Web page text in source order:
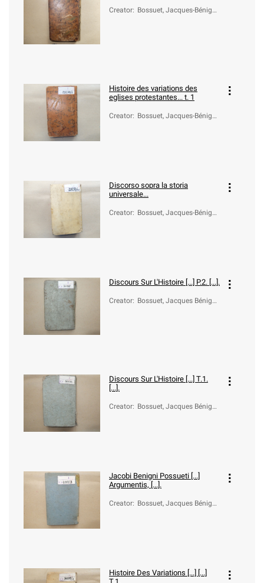
Creator: Bossuet, Jacques-Bénigne
Histoire des variations des
eglises protestantes... t. 1
Creator: Bossuet, Jacques-Bénigne
Discorso sopra la storia
universale...
Creator: Bossuet, Jacques-Bénigne
Discours Sur L'Histoire [...] P.2. [...].
Creator: Bossuet, Jacques Bénigne
Discours Sur L'Histoire [...] T.1.
[...].
Creator: Bossuet, Jacques Bénigne
Jacobi Benigni Possueti [...]
Argumentis, [...].
Creator: Bossuet, Jacques Bénigne
Histoire Des Variations [...] [...]